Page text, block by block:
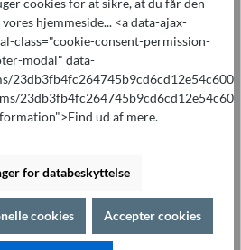
cookies for at sikre, at du får den
hjemmeside... <a data-ajax-
class="cookie-consent-permission-
modal" data-
23db3fb4fc264745b9cd6cd12e54c600"
ud af mere.
for databeskyttelse
cookies Accepter cookies